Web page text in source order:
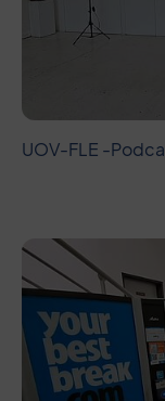
UOV-FLE -